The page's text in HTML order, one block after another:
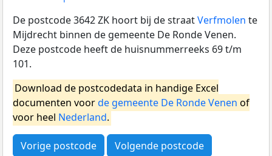
De postcode 3642 ZK hoort bij de straatVerfmolen te
Mijdrecht binnen de gemeente De Ronde Venen.
Deze postcode heeft de huisnummerreeks 69 t/m
101.
Download de postcodedata in handige Excel
documenten voorde gemeente De Ronde Venen of
voor heel Nederland.
Vorige postcode Volgende postcode